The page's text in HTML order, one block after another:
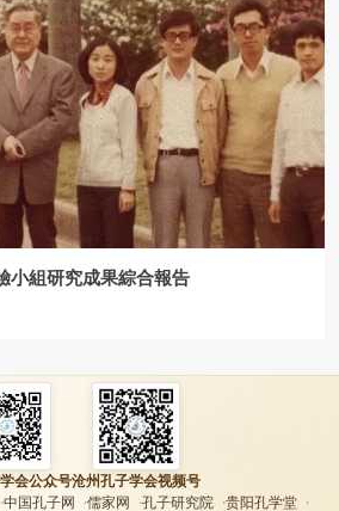
小組研究成果綜合報告
会公众号沧州孔子学会视频号
中国孔子网 儒家网 孔子研究院 贵阳孔学堂